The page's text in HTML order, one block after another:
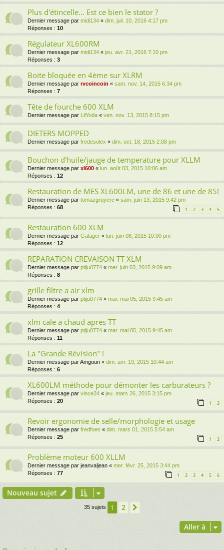
Plus d'étincelle... Est ce bien le stator ?
Dernier message par midi134 « dim. juil. 10, 2016 4:17 pm
Réponses : 10
Régulateur XL600RM
Dernier message par midi134 « jeu. avr. 21, 2016 7:10 pm
Réponses : 3
Boite bloquée en 4ème sur XLRM
Dernier message par rvcoincoin « sam. nov. 14, 2015 6:34 pm
Réponses : 7
Tête de fourche 600 XLM
Dernier message par LilYoda « ven. nov. 13, 2015 8:15 pm
DIETERS MOPPED
Dernier message par fredesolex « dim. oct. 18, 2015 2:08 pm
Bouchon d'huile/jauge de temperature pour XLLM
Dernier message par xl600 « lun. août 03, 2015 10:06 am
Réponses : 12
Restauration de MES XL600LM, une de 86 et une de 85!
Dernier message par tomazgruyere « sam. juin 13, 2015 9:42 pm
Réponses : 68 1 2 3 4 5
Restauration 600 XLM
Dernier message par Galager « lun. juin 08, 2015 10:00 pm
Réponses : 12
REPARATION CREVAISON TT XLM
Dernier message par ptiju0774 « mer. juin 03, 2015 9:09 am
Réponses : 8
grille filtre a air xlm
Dernier message par ptiju0774 « mar. mai 05, 2015 9:45 am
Réponses : 4
xlm cale a chaud apres TT
Dernier message par ptiju0774 « mar. mai 05, 2015 9:45 am
Réponses : 11
La "Grande Révision" !
Dernier message parAmgoun « dim. avr. 19, 2015 10:44 am
Réponses : 6
XL600LM méthode pour démonter les carburateurs ?
Dernier message par vince34 « jeu. mars 26, 2015 3:15 pm
Réponses : 20 1 2
Revoir ergonomie de selle/morphologie et usage
Dernier message par fredfoes « dim. mars 01, 2015 5:54 am
Réponses : 25 1 2
Problème moteur 600 XLLM
Dernier message par jeanvaljean « mer. févr. 25, 2015 3:44 pm
Réponses : 77 1 2 3 4 5 6
Nouveau sujet
35 sujets 1 2
Aller à